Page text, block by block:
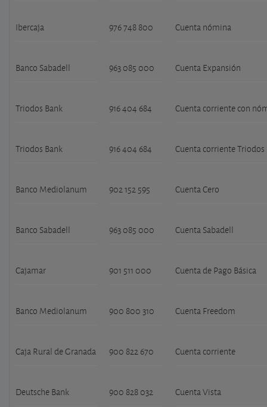
Ibercaja 976 748 800 Cuenta nómina
Banco Sabadell 963 085 000 Cuenta Expansión
Triodos Bank 916 404 684 Cuenta corriente con
Triodos Bank 916 404 684 Cuenta corriente Triodos
Banco Mediolanum 902 152 595 Cuenta Cero
Banco Sabadell 963 085 000 Cuenta Sabadell
Cajamar 901 511 000 Cuenta de Pago Básica
Banco Mediolanum 900 800 310 Cuenta Freedom
Caja Rural de Granada 900 822 670 Cuenta corriente
Deutsche Bank 900 828 032 Cuenta Vista